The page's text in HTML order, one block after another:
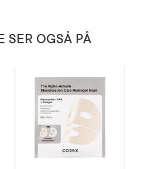
SER OGSÅ PÅ